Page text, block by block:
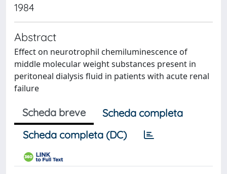
1984
Abstract
Effect on neurotrophil chemiluminescence of
middle molecular weight substances present in
peritoneal dialysis fluid in patients with acute renal
failure
Scheda breve
Scheda completa
Scheda completa (DC)